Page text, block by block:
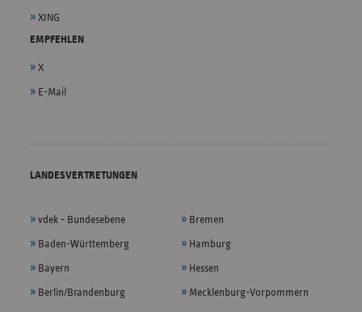
XING
EMPFEHLEN
X
E-Mail
LANDESVERTRETUNGEN
vdek - Bundesebene
Baden-Württemberg
Bayern
Berlin/Brandenburg
Bremen
Hamburg
Hessen
Mecklenburg-Vorpommern